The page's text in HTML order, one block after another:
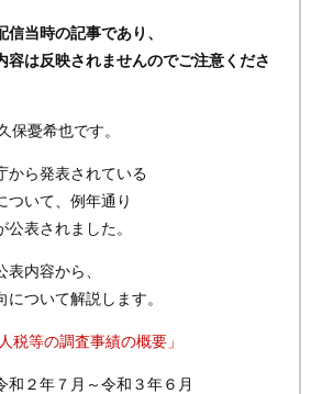
当時の記事であり、
容は反映されませんのでご注意くださ
保憂希也です。
から発表されている
ついて、例年通り
公表されました。
内容から、
ついて解説します。
税等の調査事績の概要」
２年７月～令和３年６月